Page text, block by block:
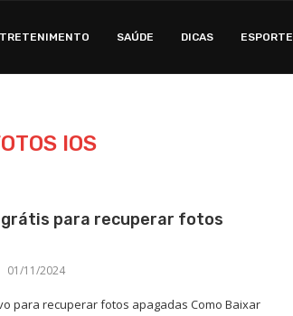
SAÚDE DICAS ESPORTE
IOS
para recuperar fotos
01/11/2024
para recuperar fotos apagadas Como Baixar